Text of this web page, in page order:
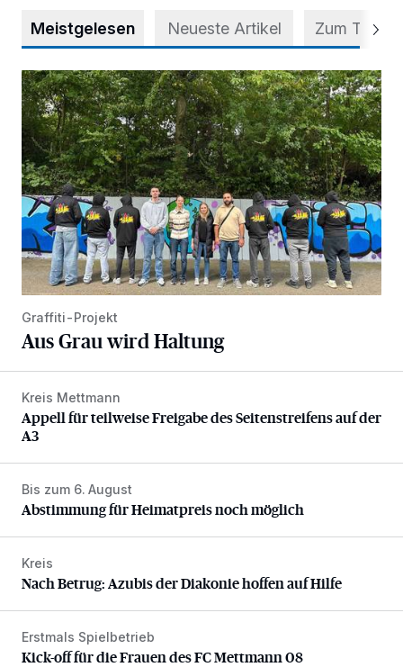
Meistgelesen Neueste Artikel Zum Thema
Aus Grau wird Haltung
Graffiti-Projekt
Aus Grau wird Haltung
Appell für teilweise Freigabe des Seitenstreifens auf der A3
Kreis Mettmann
Appell für teilweise Freigabe des Seitenstreifens auf der
A3
Abstimmung für Heimatpreis noch möglich
Bis zum 6. August
Abstimmung für Heimatpreis noch möglich
Nach Betrug: Azubis der Diakonie hoffen auf Hilfe
Kreis
Nach Betrug: Azubis der Diakonie hoffen auf Hilfe
Kick-off für die Frauen des FC Mettmann 08
Erstmals Spielbetrieb
Kick-off für die Frauen des FC Mettmann 08